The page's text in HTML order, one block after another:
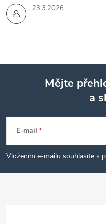
23.3.2026
p
a
Mějte
a
E-mail
Vložením e-mailu souhlasíte s